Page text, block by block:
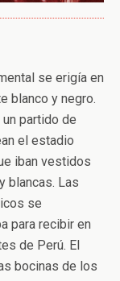
se erigía en
blanco y negro.
partido de
el estadio
iban vestidos
blancas. Las
se
para recibir en
de Perú. El
bocinas de los